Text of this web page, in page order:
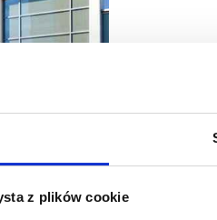
z plików cookie
Portfel 11
Dekada